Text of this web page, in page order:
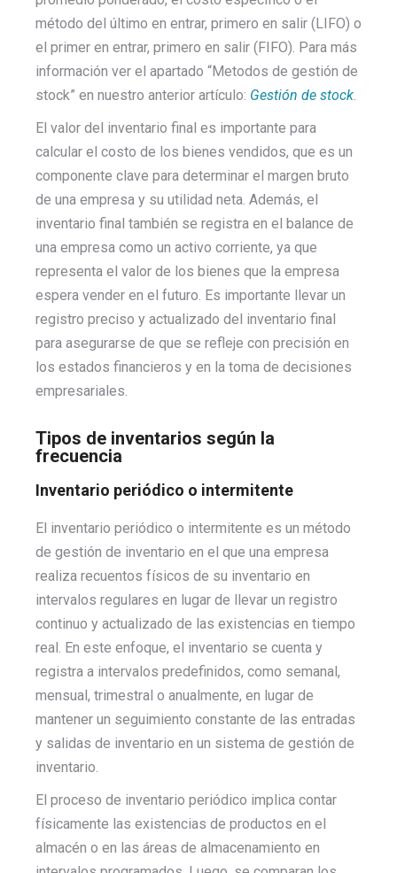
método del último en entrar, primero en salir (LIFO) o
el primer en entrar, primero en salir (FIFO). Para más
información ver el apartado “Metodos de gestión de
stock” en nuestro anterior artículo: Gestión de stock.
El valor del inventario final es importante para
calcular el costo de los bienes vendidos, que es un
componente clave para determinar el margen bruto
de una empresa y su utilidad neta. Además, el
inventario final también se registra en el balance de
una empresa como un activo corriente, ya que
representa el valor de los bienes que la empresa
espera vender en el futuro. Es importante llevar un
registro preciso y actualizado del inventario final
para asegurarse de que se refleje con precisión en
los estados financieros y en la toma de decisiones
empresariales.
Tipos de inventarios según la
frecuencia
Inventario periódico o intermitente
El inventario periódico o intermitente es un método
de gestión de inventario en el que una empresa
realiza recuentos físicos de su inventario en
intervalos regulares en lugar de llevar un registro
continuo y actualizado de las existencias en tiempo
real. En este enfoque, el inventario se cuenta y
registra a intervalos predefinidos, como semanal,
mensual, trimestral o anualmente, en lugar de
mantener un seguimiento constante de las entradas
y salidas de inventario en un sistema de gestión de
inventario.
El proceso de inventario periódico implica contar
físicamente las existencias de productos en el
almacén o en las áreas de almacenamiento en